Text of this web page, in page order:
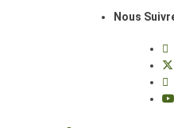
Nous